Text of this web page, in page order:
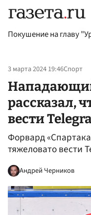
Покушение на главу
3 марта 2024 19:46Спорт
рассказал,
вести
Форвард
тяжеловато вести
Андрей Черников